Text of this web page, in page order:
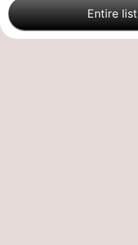
Entire list